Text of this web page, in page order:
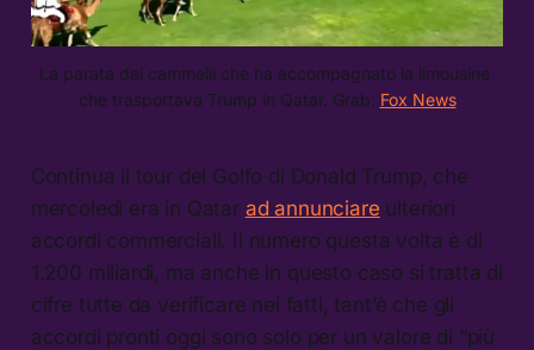
La parata dei cammelli che ha accompagnato la limousine
che trasportava Trump in Qatar. Grab: Fox News
Continua il tour del Golfo di Donald Trump, che
mercoledì era in Qatar ad annunciare ulteriori
accordi commerciali. Il numero questa volta è di
1.200 miliardi, ma anche in questo caso si tratta di
cifre tutte da verificare nei fatti, tant’è che gli
accordi pronti oggi sono solo per un valore di “più